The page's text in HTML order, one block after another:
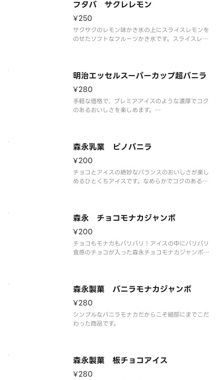
フタバ サクレレモン
¥250
サクサクのレモン味かき氷の上にスライスレモンを
のせたソフトなフルーツかき氷です。スライスレモ
※品質に配慮して配送いたしますが、商品性質上溶
明治エッセルスーパーカップ超バニラ
¥280
手軽な価格で、プレミアアイスのような濃厚でコク
のあるおいしさを楽しめます。
森永乳業 ピノバニラ
¥200
チョコとアイスの絶妙なバランスのおいしさが楽し
めるひとくちアイスです。なめらかでコクのあるバ
解の可能性もございます。ご了承の上ご注文くださ
森永 チョコモナカジャンボ
¥200
チョコもモナカもパリパリ！アイスの中にパリパリ
食感のチョコが入った森永チョコモナカジャンボ。
※品質に配慮して配送いたしますが、商品性質上溶
森永製菓 バニラモナカジャンボ
¥280
シンプルなバニラモナカだからこそ細部にまでこだ
わった商品です。
森永製菓 板チョコアイス
¥280